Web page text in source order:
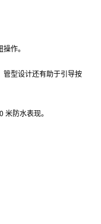
作。
管型设计还有助于引导按
防水表现。